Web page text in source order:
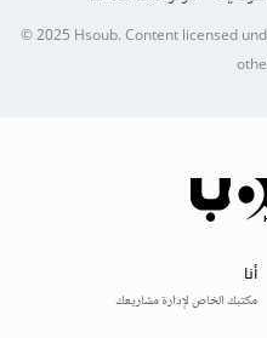
© 2025Hsoub.Content licensed